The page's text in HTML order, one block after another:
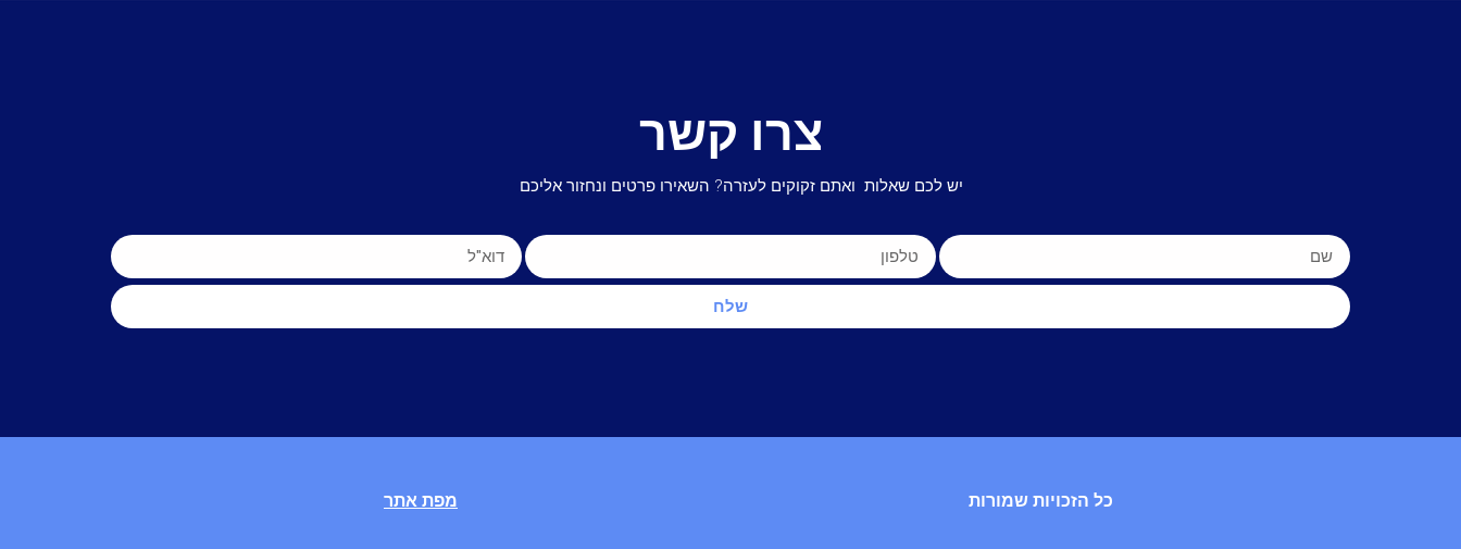
צרו קשר
יש לכם שאלות ואתם זקוקים לעזרה? השאירו פרטים ונחזור אליכם
שלח
כל הזכויות שמורות מפת אתר